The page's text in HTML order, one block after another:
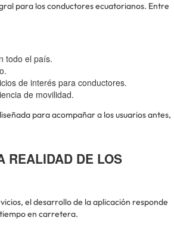
para los conductores ecuatorianos. Entre
todo el país.
de interés para conductores.
de movilidad.
para acompañar a los usuarios antes,
REALIDAD DE LOS
el desarrollo de la aplicación responde
en carretera.